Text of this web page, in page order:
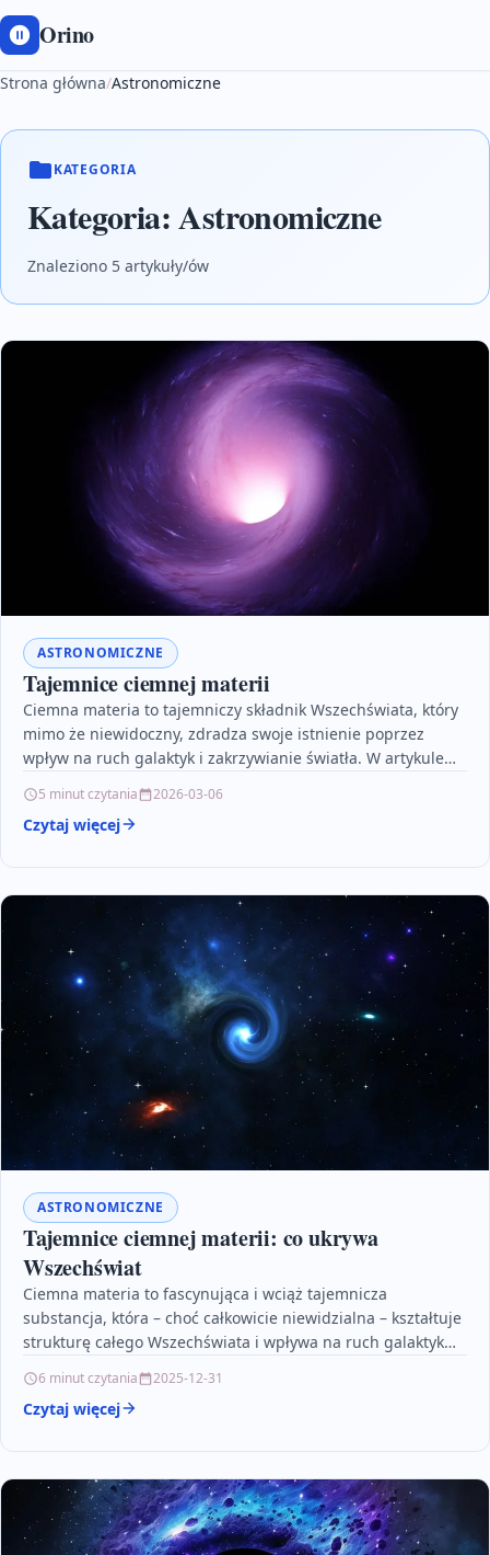
Orino
Strona główna/Astronomiczne
KATEGORIA
Kategoria:Astronomiczne
Znaleziono 5 artykuły/ów
ASTRONOMICZNE
Tajemnice ciemnej materii
Ciemna materia to tajemniczy składnik Wszechświata, który
mimo że niewidoczny, zdradza swoje istnienie poprzez
wpływ na ruch galaktyk i zakrzywianie światła. W artykule
5 minut czytania 2026-03-06
Czytaj więcej
ASTRONOMICZNE
Tajemnice ciemnej materii: co ukrywa
Wszechświat
Ciemna materia to fascynująca i wciąż tajemnicza
substancja, która – choć całkowicie niewidzialna – kształtuje
strukturę całego Wszechświata i wpływa na ruch galaktyk
6 minut czytania 2025-12-31
Czytaj więcej